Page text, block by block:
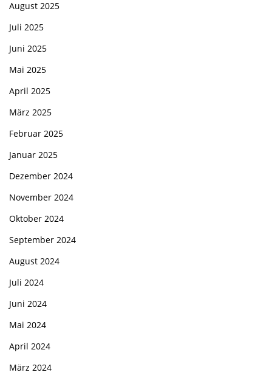
August 2025
Juli 2025
Juni 2025
Mai 2025
April 2025
März 2025
Februar 2025
Januar 2025
Dezember 2024
November 2024
Oktober 2024
September 2024
August 2024
Juli 2024
Juni 2024
Mai 2024
April 2024
März 2024